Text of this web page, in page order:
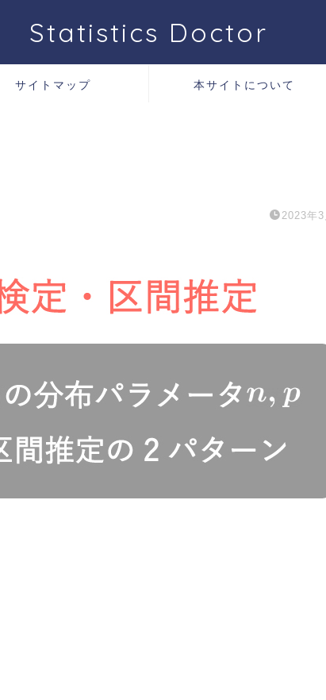
Statistics Doctor
サイトマップ 本サイトについて
2023年